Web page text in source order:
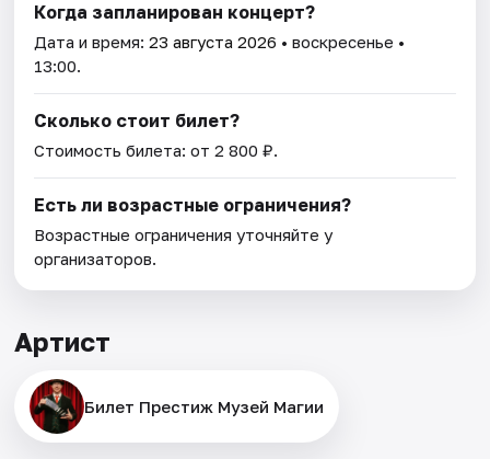
Когда запланирован концерт?
Дата и время:23 августа 2026 • воскресенье •
13:00.
Сколько стоит билет?
Стоимость билета: от 2 800 ₽.
Есть ли возрастные ограничения?
Возрастные ограничения уточняйте у
организаторов.
Артист
Билет Престиж Музей Магии